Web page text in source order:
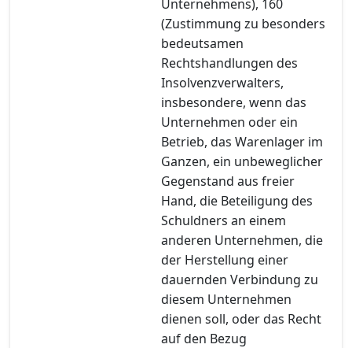
Unternehmens), 160
(Zustimmung zu besonders
bedeutsamen
Rechtshandlungen des
Insolvenzverwalters,
insbesondere, wenn das
Unternehmen oder ein
Betrieb, das Warenlager im
Ganzen, ein unbeweglicher
Gegenstand aus freier
Hand, die Beteiligung des
Schuldners an einem
anderen Unternehmen, die
der Herstellung einer
dauernden Verbindung zu
diesem Unternehmen
dienen soll, oder das Recht
auf den Bezug